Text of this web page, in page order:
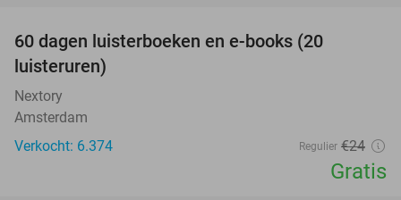
60 dagen luisterboeken en e-books (20
luisteruren)
Nextory
Amsterdam
Verkocht: 6.374
Regulier €24
Gratis